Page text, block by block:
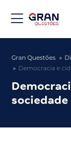
Gran Questões
Democracia e